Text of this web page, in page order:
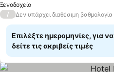
Ξενοδοχείο
/ Δεν υπάρχει διαθέσιμη βαθμολογία
Επιλέξτε ημερομηνίες, για να
δείτε τις ακριβείς τιμές